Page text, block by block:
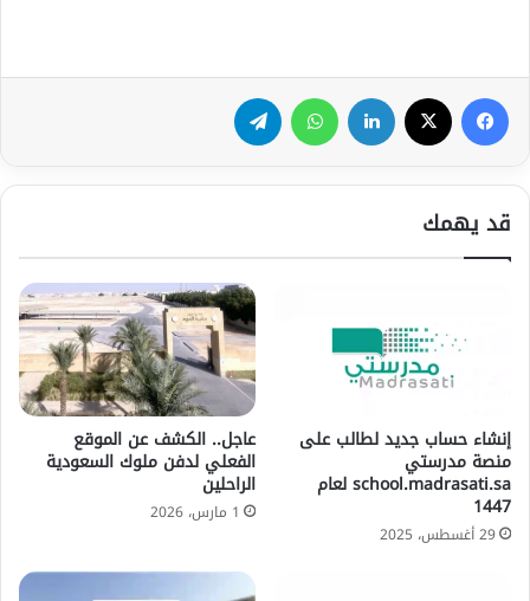
فيسبوك لينكدإن واتساب
قد يهمك
إنشاء حساب جديد لطالب على
منصة مدرستي
school.madrasati.sa لعام
1447
29 أغسطس، 2025
عاجل.. الكشف عن الموقع
الفعلي لدفن ملوك السعودية
الراحلين
1 مارس، 2026